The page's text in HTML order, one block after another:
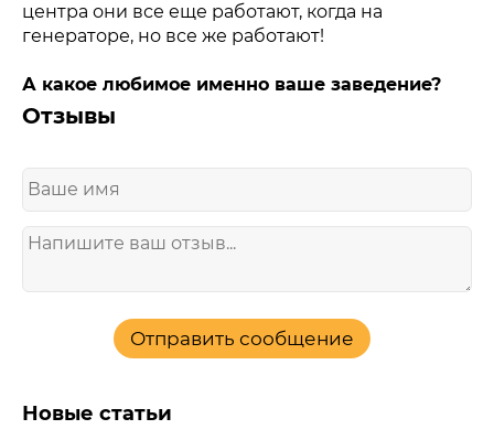
центра они все еще работают, когда на
генераторе, но все же работают!
А какое любимое именно ваше заведение?
Отзывы
Отправить сообщение
Новые статьи